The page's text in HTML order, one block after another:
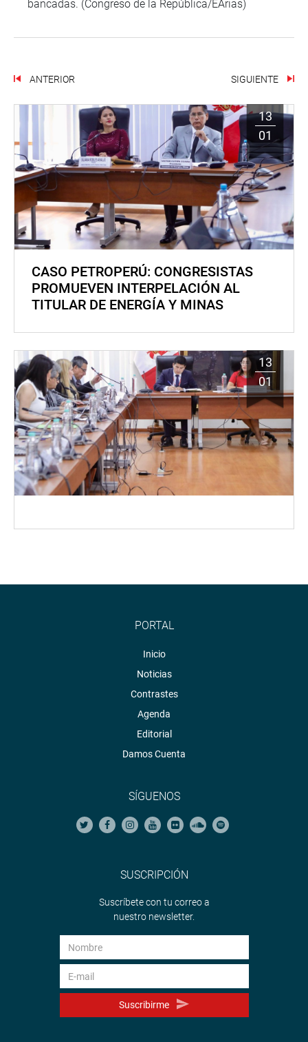
bancadas. (Congreso de la República/EArias)
ANTERIOR SIGUIENTE
13
01
CASO PETROPERÚ: CONGRESISTAS
PROMUEVEN INTERPELACIÓN AL
TITULAR DE ENERGÍA Y MINAS
13
01
PORTAL
Inicio
Noticias
Contrastes
Agenda
Editorial
Damos Cuenta
SÍGUENOS
SUSCRIPCIÓN
Suscríbete con tu correo a
nuestro newsletter.
Suscribirme